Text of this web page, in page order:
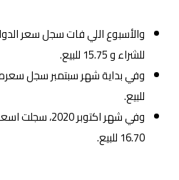
للشراء و 15.75 للبيع.
للبيع.
16.70 للبيع.